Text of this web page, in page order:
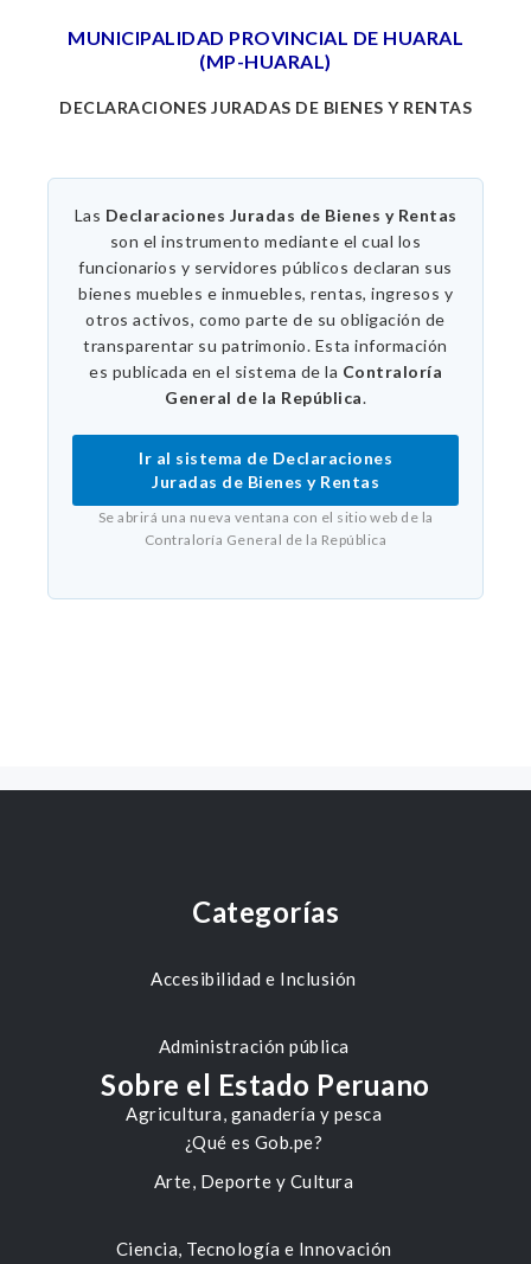
MUNICIPALIDAD PROVINCIAL DE HUARAL
(MP-HUARAL)
DECLARACIONES JURADAS DE BIENES Y RENTAS
Las Declaraciones Juradas de Bienes y Rentas
son el instrumento mediante el cual los
funcionarios y servidores públicos declaran sus
bienes muebles e inmuebles, rentas, ingresos y
otros activos, como parte de su obligación de
transparentar su patrimonio. Esta información
es publicada en el sistema de la Contraloría
General de la República.
Ir al sistema de Declaraciones
Juradas de Bienes y Rentas
Se abrirá una nueva ventana con el sitio web de la
Contraloría General de la República
Categorías
Accesibilidad e Inclusión
Administración pública
Agricultura, ganadería y pesca
Arte, Deporte y Cultura
Ciencia, Tecnología e Innovación
Sobre el Estado Peruano
¿Qué es Gob.pe?